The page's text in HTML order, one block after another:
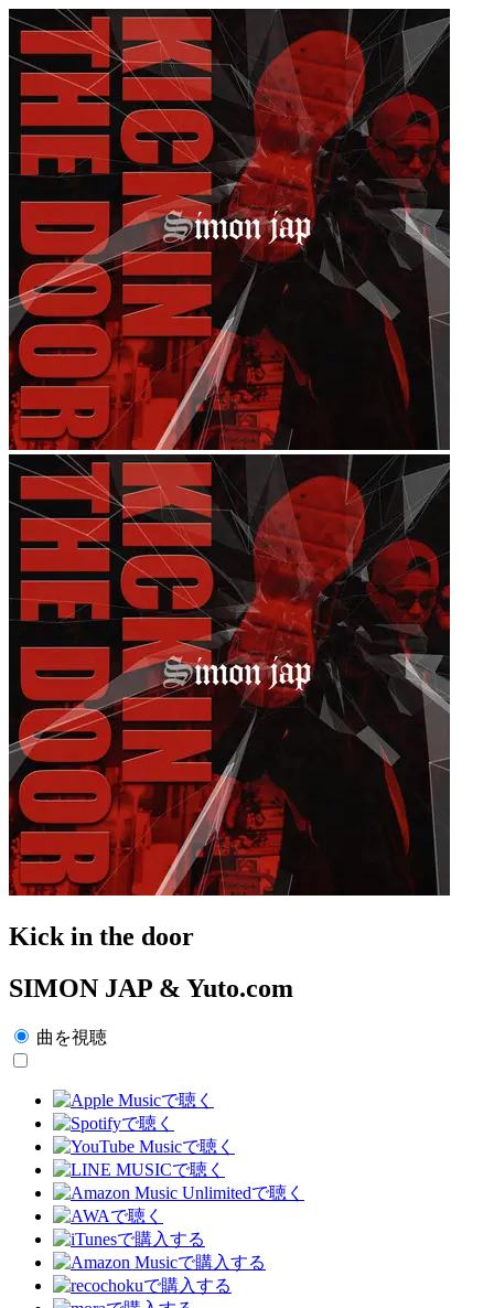
Kick in the door
SIMON JAP & Yuto.com
曲を視聴